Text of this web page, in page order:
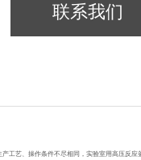
联系我们
产工艺、操作条件不尽相同，实验室用高压反应